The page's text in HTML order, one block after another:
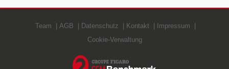
Team AGB Datenschutz Kontakt
Impressum
Cookie-Verwaltung